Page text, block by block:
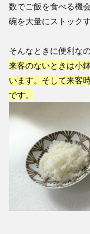
数でご飯を食べる機
碗を大量にストック
そんなときに便利な
来客のないときは小
います。そして来客
です。